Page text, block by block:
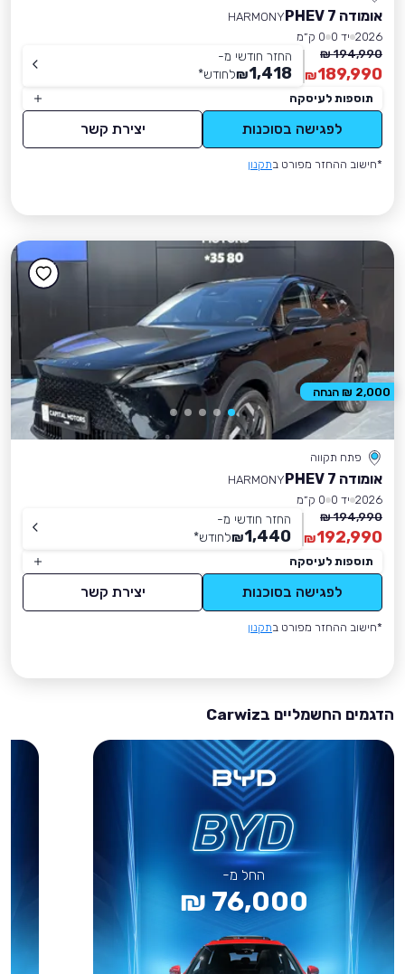
אומודה 7 PHEV
HARMONY
2026 יד 0
0 ק״מ
194,990 ₪
189,990
₪
החזר חודשי מ-
1,418
₪לחודש*
תוספות לעיסקה
לפגישה בסוכנות יצירת קשר
*חישוב ההחזר מפורט בתקנון
פתח תקווה
אומודה 7 PHEV
HARMONY
2026 יד 0
0 ק״מ
194,990 ₪
192,990
₪
החזר חודשי מ-
1,440
₪לחודש*
תוספות לעיסקה
לפגישה בסוכנות יצירת קשר
*חישוב ההחזר מפורט בתקנון
2,000 ₪ הנחה
הדגמים החשמליים בCarwiz
החל מ-
76,000 ₪